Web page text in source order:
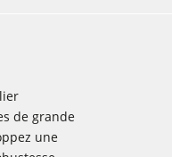
de grande
une